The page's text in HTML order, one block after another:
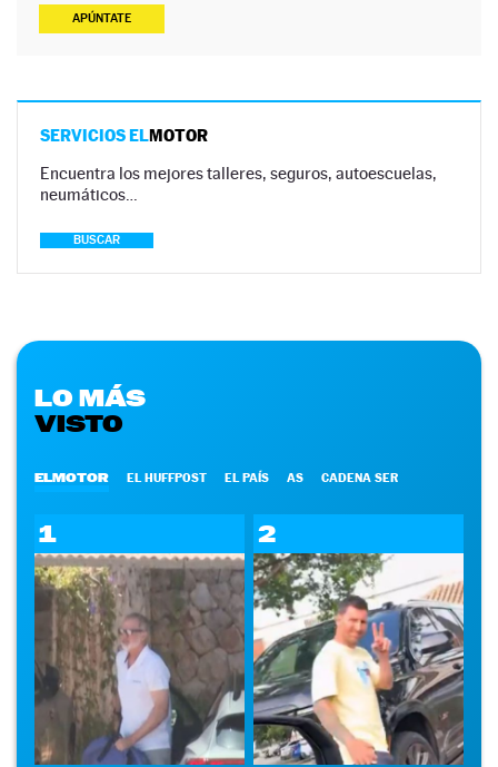
APÚNTATE
SERVICIOS ELMOTOR
Encuentra los mejores talleres, seguros, autoescuelas,
neumáticos…
BUSCAR
LO MÁS
VISTO
ELMOTOR EL HUFFPOST EL PAÍS AS CADENA SER
1 2